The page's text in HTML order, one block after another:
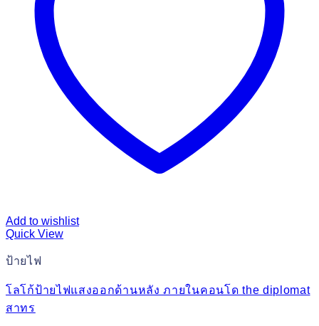
Add to wishlist
Quick View
ป้ายไฟ
โลโก้ป้ายไฟแสงออกด้านหลัง ภายในคอนโด the diplomat
สาทร